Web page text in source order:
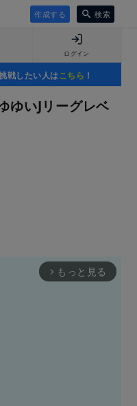
作成する 検索
ログイン
戦したい人はこちら ！
ゆいJリーグレベ
arrow_forward_ios もっと見る